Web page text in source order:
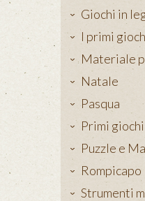
Giochi in
I primi
Materiale
Natale
Pasqua
Primi giochi
Puzzle e
Rompicapo
Strumenti